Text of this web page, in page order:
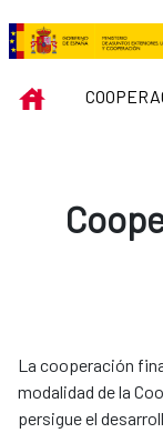
Skip to Main Content
INICIO
La cooperación
modalidad de la
persigue el